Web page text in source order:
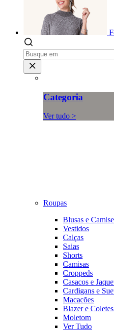
Categoria
Ver tudo >
Roupas
Blusas e
Vestidos
Calças
Saias
Shorts
Camisas
Croppeds
Casacos e
Cardigans e
Macacões
Blazer e Coletes
Moletom
Ver Tudo